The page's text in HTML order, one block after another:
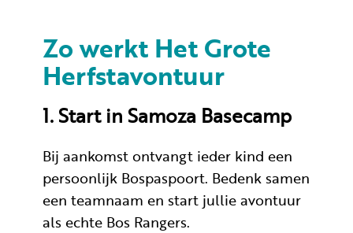
Zo werkt Het Grote
Herfstavontuur
1. Start in Samoza Basecamp
Bij aankomst ontvangt ieder kind een
persoonlijk Bospaspoort. Bedenk samen
een teamnaam en start jullie avontuur
als echte Bos Rangers.